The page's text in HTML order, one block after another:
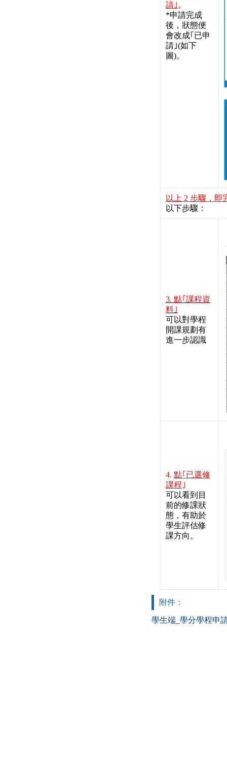
請｣ 。
*申請完成
後，狀態便
會改成｢已申
請｣(如下
圖)。
以上 2 步驟，即
以下步驟：
3. 點｢課程資
料｣
可以對學程
開課規劃有
進一步認識
4. 點｢已選修
課程 ｣
可以看到目
前的修課狀
態，有助於
學生評估修
課方向。
附件：
學生端_學分學程申